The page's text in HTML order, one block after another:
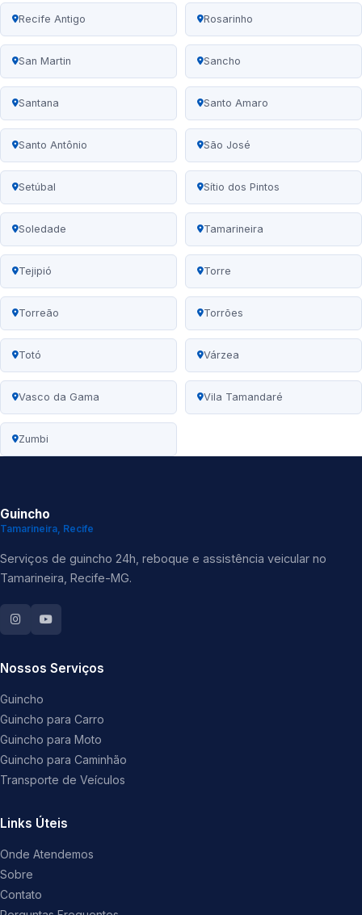
Recife Antigo Rosarinho
San Martin Sancho
Santana Santo Amaro
Santo Antônio São José
Setúbal Sítio dos Pintos
Soledade Tamarineira
Tejipió Torre
Torreão Torrões
Totó Várzea
Vasco da Gama Vila Tamandaré
Zumbi
Guincho
Tamarineira, Recife
Serviços de guincho 24h, reboque e assistência veicular no
Tamarineira, Recife-MG.
Nossos Serviços
Guincho
Guincho para Carro
Guincho para Moto
Guincho para Caminhão
Transporte de Veículos
Links Úteis
Onde Atendemos
Sobre
Contato